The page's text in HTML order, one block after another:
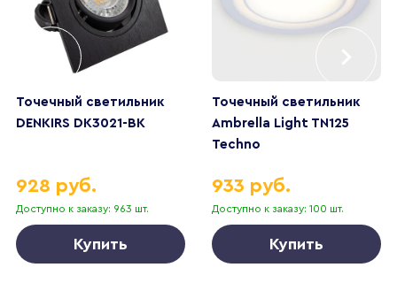
Точечный светильник
DENKIRS DK3021-BK
Доступно к заказу: 963 шт.
928 руб.
Купить
Точечный светильник
Ambrella Light TN125
Techno
Доступно к заказу: 100 шт.
933 руб.
Купить